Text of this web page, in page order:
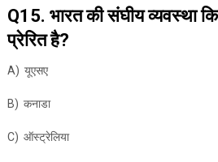
Q15. भारत की संघीय व्यवस्था
प्रेरित है?
A) यूएसए
B) कनाडा
C) ऑस्ट्रेलिया